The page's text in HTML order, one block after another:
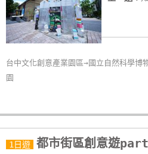
台中文化創意產業園區→國立自然科學博
園
1日遊 都市街區創意遊